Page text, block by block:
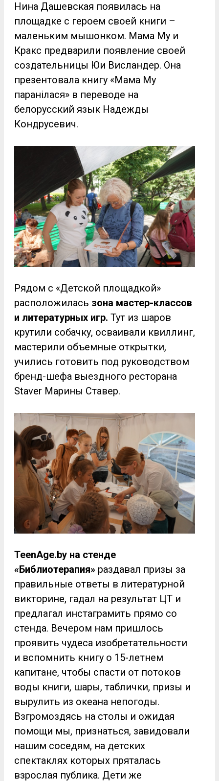
Нина Дашевская появилась на
площадке с героем своей книги –
маленьким мышонком. Мама Му и
Кракс предварили появление своей
создательницы Юи Висландер. Она
презентовала книгу «Мама Му
паранілася» в переводе на
белорусский язык Надежды
Кондрусевич.
Рядом с «Детской площадкой»
расположилась зона мастер-классов
и литературных игр. Тут из шаров
крутили собачку, осваивали квиллинг,
мастерили объемные открытки,
учились готовить под руководством
бренд-шефа выездного ресторана
Staver Марины Ставер.
TeenAge.by на стенде
«Библиотерапия»раздавал призы за
правильные ответы в литературной
викторине, гадал на результат ЦТ и
предлагал инстаграмить прямо со
стенда. Вечером нам пришлось
проявить чудеса изобретательности
и вспомнить книгу о 15-летнем
капитане, чтобы спасти от потоков
воды книги, шары, таблички, призы и
вырулить из океана непогоды.
Взгромоздясь на столы и ожидая
помощи мы, признаться, завидовали
нашим соседям, на детских
спектаклях которых пряталась
взрослая публика. Дети же